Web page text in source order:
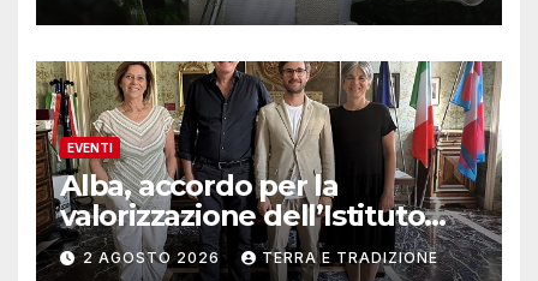
EVENTI
Alba, accordo per la
valorizzazione dell’Istituto
musicale Rocca
2 AGOSTO 2026 TERRA E TRADIZIONE